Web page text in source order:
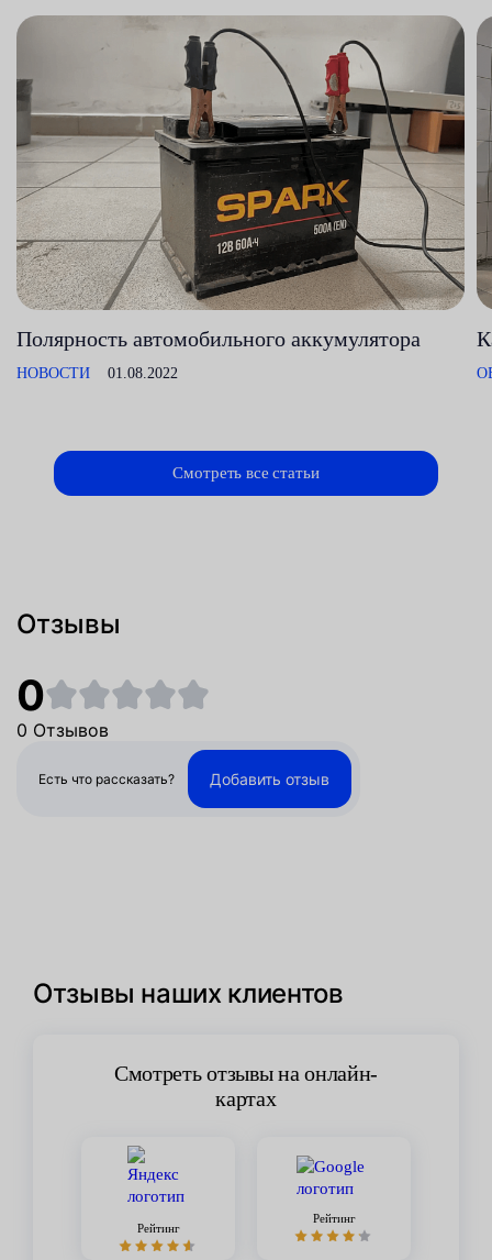
Полярность автомобильного аккумулятора
НОВОСТИ 01.08.2022
Смотреть все статьи
Отзывы
0
0 Отзывов
Есть что рассказать? Добавить отзыв
Отзывы наших клиентов
Смотреть отзывы на онлайн-
картах
Рейтинг
Рейтинг